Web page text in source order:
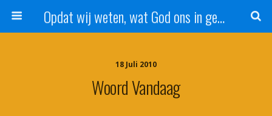
Opdat wij weten, wat God ons in genade schenkt!
18 Juli 2010
Woord Vandaag